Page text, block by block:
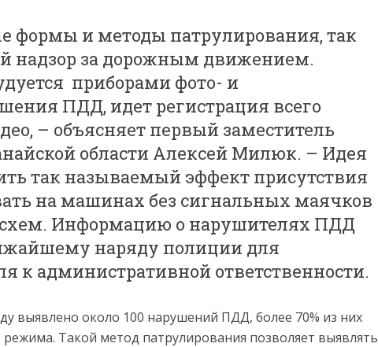
формы и методы патрулирования, так
надзор за дорожным движением.
приборами фото- и
ПДД, идет регистрация всего
– объясняет первый заместитель
области Алексей Милюк. – Идея
так называемый эффект присутствия
на машинах без сигнальных маячков
Информацию о нарушителях ПДД
наряду полиции для
к административной ответственности.
выявлено около 100 нарушений ПДД, более 70% из них
Такой метод патрулирования позволяет выявлять